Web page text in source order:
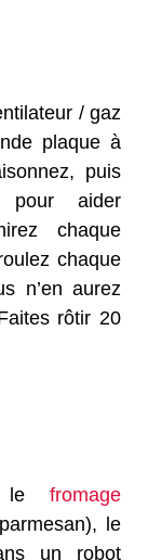
/ gaz
plaque à
puis
aider
chaque
chaque
n’en aurez
rôtir 20
le fromage
le
un robot